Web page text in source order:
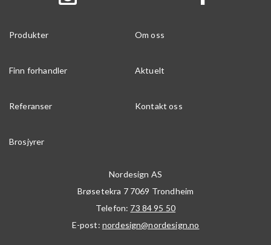
Produkter Om oss
Finn forhandler Aktuelt
Referanser Kontakt oss
Brosjyrer
Nordesign AS
Brøsetekra 7 7069 Trondheim
Telefon: 73 84 95 50
E-post: nordesign@nordesign.no